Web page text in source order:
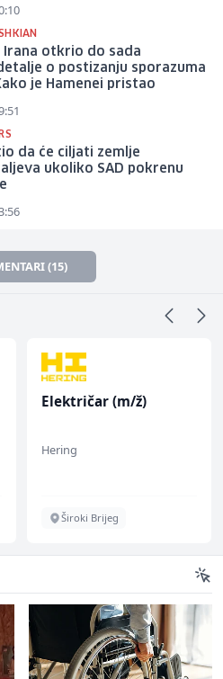
Irana otkrio do sada
o postizanju sporazuma
je Hamenei pristao
da će ciljati zemlje
ukoliko SAD pokrenu
(15)
Električar (m/ž)
Hering
Široki Brijeg